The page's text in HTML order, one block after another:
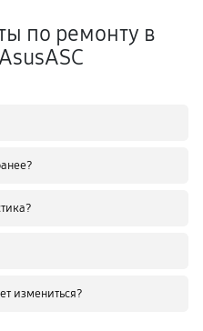
по ремонту в
измениться?